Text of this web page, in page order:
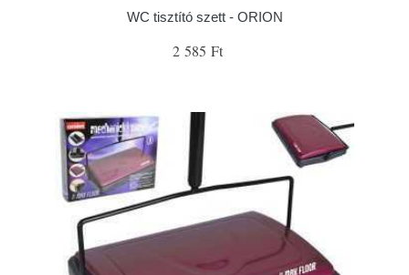
WC tisztító szett - ORION
2 585 Ft